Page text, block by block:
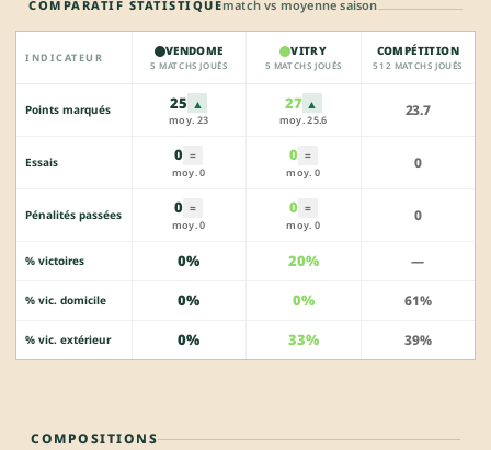
COMPARATIF STATISTIQUEmatch vs moyenne saison
INDICATEUR VENDOME
5 MATCHS JOUÉS
VITRY
5 MATCHS JOUÉS
COMPÉTITION
512 MATCHS JOUÉS
Points marqués 25 ▲
moy. 23
27 ▲
moy. 25.6
23.7
Essais 0 =
moy. 0
0 =
moy. 0
0
Pénalités passées 0 =
moy. 0
0 =
moy. 0
0
% victoires 0% 20% —
% vic. domicile 0% 0% 61%
% vic. extérieur 0% 33% 39%
COMPOSITIONS